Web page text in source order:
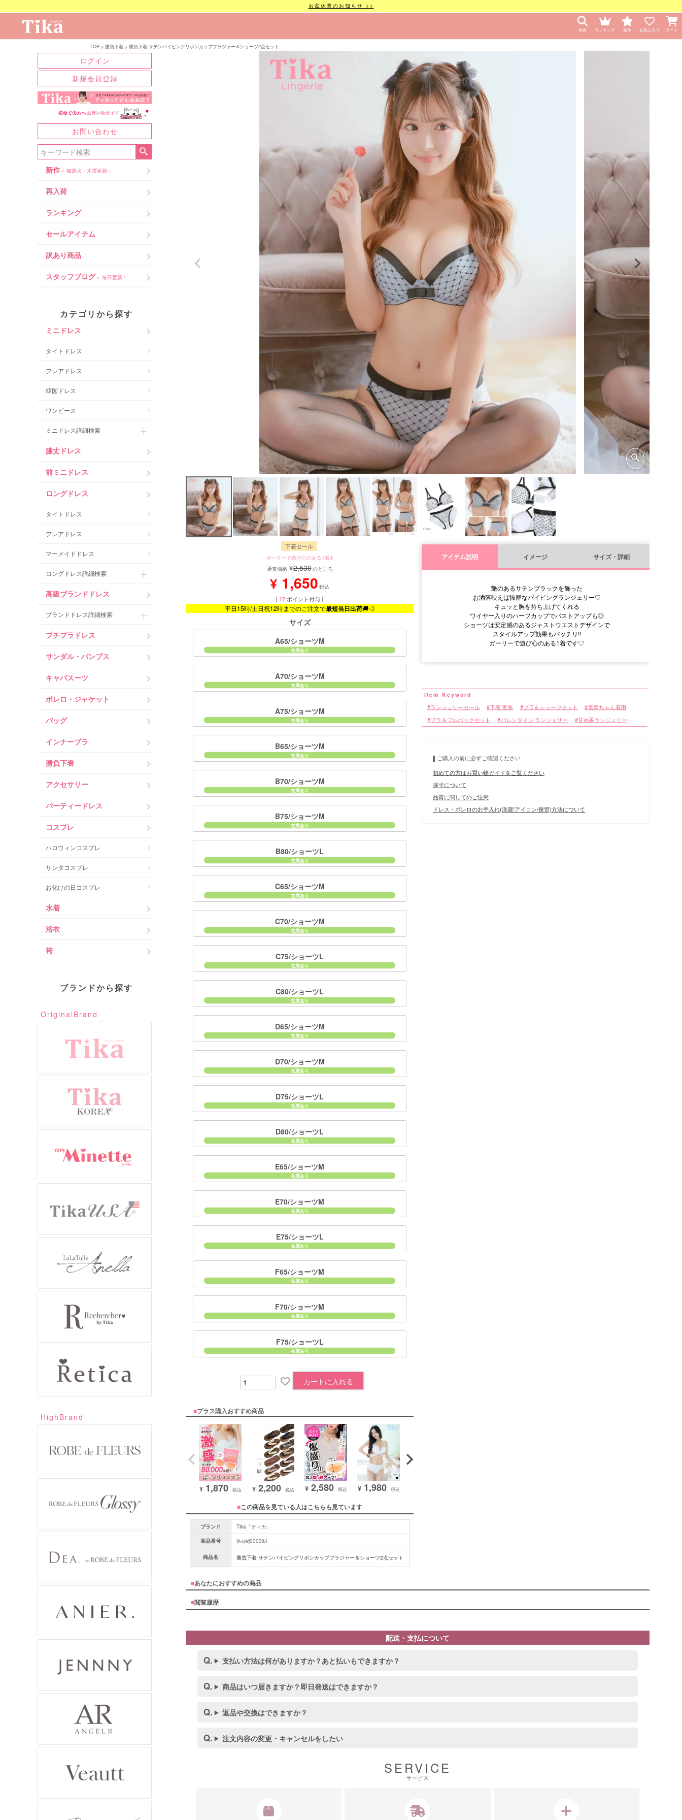
お盆休業のお知らせ >>
検索 ランキング 新作 お気に入り カート
TOP 勝負下着 勝負下着 サテンパイピングリボンカップブラジャー＆ショーツ2点セット
ログイン
新規会員登録
お問い合わせ
新作＜ 毎週火・木曜更新✨
再入荷
ランキング
セールアイテム
訳あり商品
スタッフブログ＜ 毎日更新！
カテゴリから探す
ミニドレス
タイトドレス
フレアドレス
韓国ドレス
ワンピース
ミニドレス詳細検索
膝丈ドレス
前ミニドレス
ロングドレス
タイトドレス
フレアドレス
マーメイドドレス
ロングドレス詳細検索
高級ブランドドレス
ブランドドレス詳細検索
プチプラドレス
サンダル・パンプス
キャバスーツ
ボレロ・ジャケット
バッグ
インナーブラ
勝負下着
アクセサリー
パーティードレス
コスプレ
ハロウィンコスプレ
サンタコスプレ
お化けの日コスプレ
水着
浴衣
袴
ブランドから探す
OriginalBrand
HighBrand
下着セール
ガーリーで遊び心のある1着♪
通常価格 ¥2,530のところ
¥ 1,650 税込
[17 ポイント付与 ]
平日15時/土日祝12時までのご注文で最短当日出荷🚚💨
サイズ
A65/ショーツM
A70/ショーツM
A75/ショーツM
B65/ショーツM
B70/ショーツM
B75/ショーツM
B80/ショーツL
C65/ショーツM
C70/ショーツM
C75/ショーツL
C80/ショーツL
D65/ショーツM
D70/ショーツM
D75/ショーツL
D80/ショーツL
E65/ショーツM
E70/ショーツM
E75/ショーツL
F65/ショーツM
F70/ショーツM
F75/ショーツL
カートに入れる
■プラス購入おすすめ商品
¥ 1,870 税込 ¥ 2,200 税込 ¥ 2,580 税込 ¥ 1,980 税込
■この商品を見ている人はこちらも見ています
ブランド
Tika「ティカ」
商品番号
tk-uwj0003lbl
商品名 勝負下着 サテンパイピングリボンカップブラジャー＆ショーツ2点セット
アイテム説明 イメージ サイズ・詳細
艶のあるサテンブラックを飾った
お洒落映えば抜群なパイピングランジェリー♡
キュッと胸を持ち上げてくれる
ワイヤー入りのハーフカップでバストアップも◎
ショーツは安定感のあるジャストウエストデザインで
スタイルアップ効果もバッチリ!!
ガーリーで遊び心のある1着です♡
■サイズ
■カラーバリエーション
ランジェリーセール 下着 青系 ブラ＆ショーツセット 聖菜ちゃん着用
ブラ＆フルバックセット バレンタイン ランジェリー 甘め系ランジェリー
ご購入の前に必ずご確認ください
初めての方はお買い物ガイドをご覧ください
採寸について
品質に関してのご注意
ドレス・ボレロのお手入れ(洗濯/アイロン/保管)方法について
■あなたにおすすめの商品
■閲覧履歴
配送・支払について
支払い方法は何がありますか？あと払いもできますか？
商品はいつ届きますか？即日発送はできますか？
返品や交換はできますか？
注文内容の変更・キャンセルをしたい
SERVICE
サービス